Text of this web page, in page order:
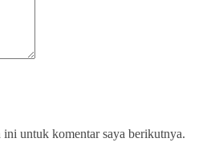
ini untuk komentar saya berikutnya.